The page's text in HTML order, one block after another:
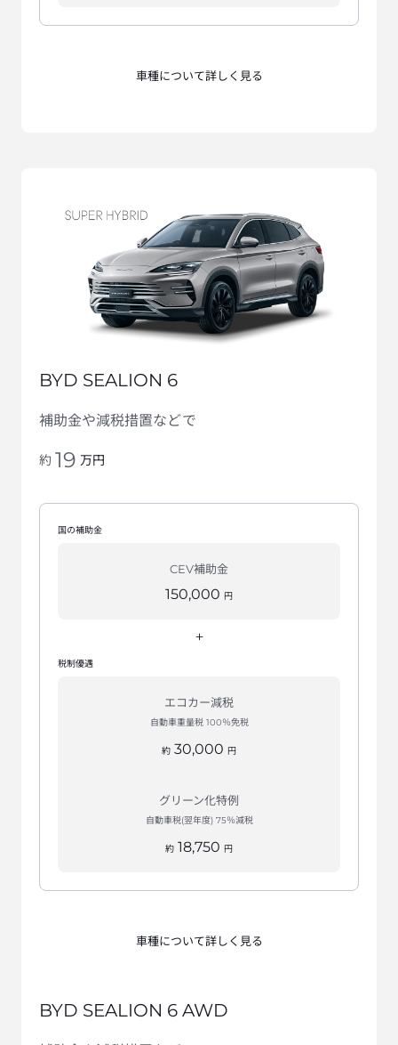
車種について詳しく見る
BYD SEALION 6
補助金や減税措置などで
約 19 万円
国の補助金
CEV補助金
150,000 円
+
税制優遇
エコカー減税
自動車重量税 100％免税
約 30,000 円
グリーン化特例
自動車税(翌年度) 75％減税
約 18,750 円
車種について詳しく見る
BYD SEALION 6 AWD